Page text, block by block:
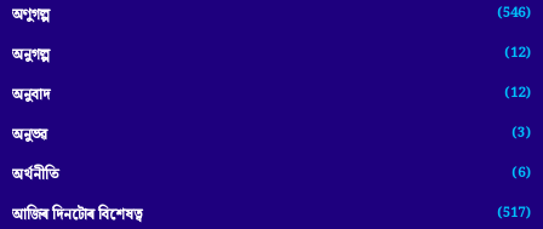
অণুগল্প (546)
অনুগল্প (12)
অনুবাদ (12)
অনুভৱ (3)
অৰ্থনীতি (6)
আজিৰ দিনটোৰ বিশেষত্ব (517)